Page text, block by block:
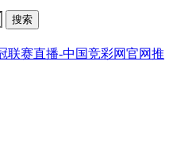
联赛直播-中国竞彩网官网推